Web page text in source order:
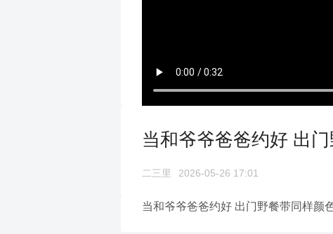
当和爷爷爸爸约好 出
二三里 2026-05-26 17:01
当和爷爷爸爸约好 出门野餐带同样颜